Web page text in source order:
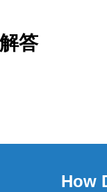
答
How